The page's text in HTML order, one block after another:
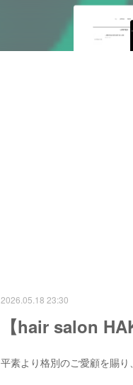
2026.05.18 23:30
【hair salon
平素より格別のご愛顧を賜り